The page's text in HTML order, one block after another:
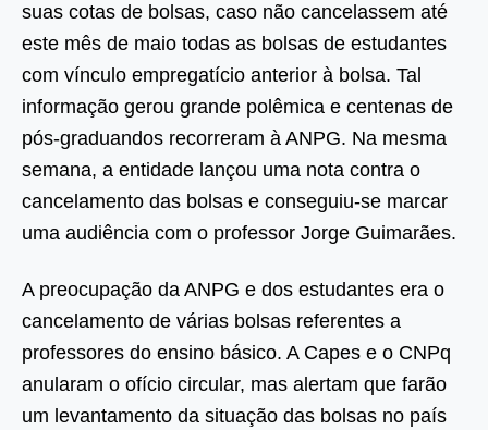
suas cotas de bolsas, caso não cancelassem até
este mês de maio todas as bolsas de estudantes
com vínculo empregatício anterior à bolsa. Tal
informação gerou grande polêmica e centenas de
pós-graduandos recorreram à ANPG. Na mesma
semana, a entidade lançou uma nota contra o
cancelamento das bolsas e conseguiu-se marcar
uma audiência com o professor Jorge Guimarães.
A preocupação da ANPG e dos estudantes era o
cancelamento de várias bolsas referentes a
professores do ensino básico. A Capes e o CNPq
anularam o ofício circular, mas alertam que farão
um levantamento da situação das bolsas no país